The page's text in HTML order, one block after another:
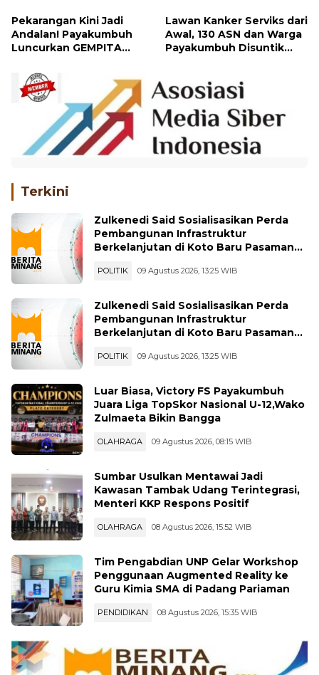
Pekarangan Kini Jadi
Andalan! Payakumbuh
Luncurkan GEMPITA
Ketahanan Pangan
Lawan Kanker Serviks dari
Awal, 130 ASN dan Warga
Payakumbuh Disuntik
Terkini
Zulkenedi Said Sosialisasikan Perda
Pembangunan Infrastruktur
Berkelanjutan di Koto Baru Pasaman
POLITIK 09 Agustus 2026, 13:25 WIB
Zulkenedi Said Sosialisasikan Perda
Pembangunan Infrastruktur
Berkelanjutan di Koto Baru Pasaman
POLITIK 09 Agustus 2026, 13:25 WIB
Luar Biasa, Victory FS Payakumbuh
Juara Liga TopSkor Nasional U-12,Wako
Zulmaeta Bikin Bangga
OLAHRAGA 09 Agustus 2026, 08:15 WIB
Sumbar Usulkan Mentawai Jadi
Kawasan Tambak Udang Terintegrasi,
Menteri KKP Respons Positif
OLAHRAGA 08 Agustus 2026, 15:52 WIB
Tim Pengabdian UNP Gelar Workshop
Penggunaan Augmented Reality ke
Guru Kimia SMA di Padang Pariaman
PENDIDIKAN 08 Agustus 2026, 15:35 WIB